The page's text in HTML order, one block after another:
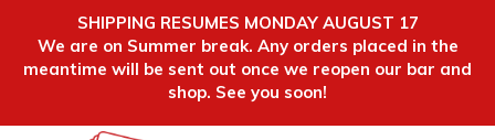
SHIPPING RESUMES MONDAY AUGUST 17
We are on Summer break. Any orders placed in the
meantime will be sent out once we reopen our bar and
shop. See you soon!